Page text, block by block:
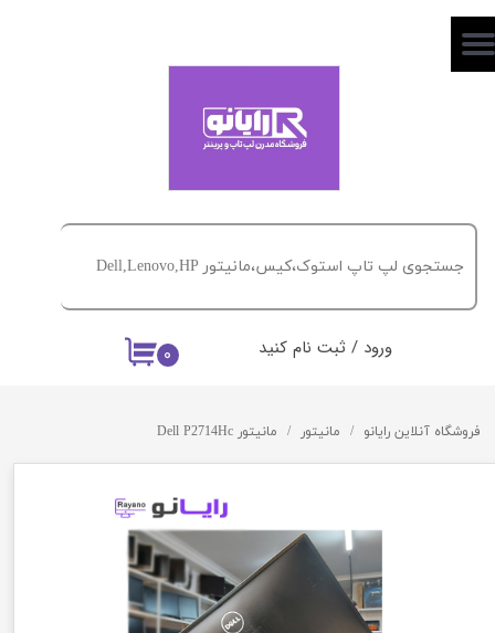
۰ ورود / ثبت نام کنید
حساب کاربری من
خروج از حساب کاربری
فروشگاه آنلاین رایانو مانیتور مانیتور Dell P2714Hc